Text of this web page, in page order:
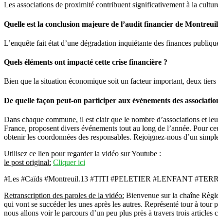
Les associations de proximité contribuent significativement à la
Quelle est la conclusion majeure de l’audit financier de
L’enquête fait état d’une dégradation inquiétante des finances
Quels éléments ont impacté cette crise financière ?
Bien que la situation économique soit un facteur important, deux
De quelle façon peut-on participer aux événements des
Dans chaque commune, il est clair que le nombre d’associations et
France, proposent divers événements tout au long de l’année. Pour
obtenir les coordonnées des responsables. Rejoignez-nous d’un
Utilisez ce lien pour regarder la vidéo sur Youtube :
le post original: Cliquer ici
#Les #Caïds #Montreuil.13 #TITI #PELETIER #LENFANT
Retranscription des paroles de la vidéo: Bienvenue sur la chaîne Règlement de compte. Montreuil 100000 habitants. 30 ans durant la ville de l’Est parisien va voir émerger de très gros voyou. Trois générations qui vont se succéder les unes après les autres. Représenté tour à tour par Titi Peltier né en 1943, Claude Genova en 1951 et enfin les trois frères Ornek nés respectivement en 53, 57 et 66. Trois équipes de fer dont nous allons voir le parcours d’un peu plus près à travers trois articles consacrés chacun à l’une d’elles et suivre ainsi une petite tranche de l’histoire malfrade de Montreuil et d’une manière plus large de la voyocratie parisienne des années 70 80 et 90. C’est-à-dire les belles heures du grand banditisme et de cette génération de voyou qu’on appelle aujourd’hui les tradis issus des grandes villes pauvres de l’agglomération parisienne avec pour capital. Auvilier au nord, le triangle ville-juif ivrivit au sud et Montreuil à l’est. Le quartier qui à la faveur des équipes montreises dont il sera question ici, c’est celui de la boissière au nord de la ville en lisière de Reny, Romainville et No le sec. Dès 1872, à la sortie de la guerre franco-prusienne, des manouches d’Allemagne sont venus s’y installer, suivi un peu plus tard par des Romes originaires de Roumanie, de Pologne ou de Russie qui viennent y fixer leur campement. La zone semi-rurale est alors un mélange de baraquement aux allures de bidonville, de pavillons ouvriers et de maisons paysanes jusqu’à ce qu’à la fin des années 60, la municipalité y autorise les constructions. Des immeubles sortent alors de terre, des pavillons, des rues goudronées, des parkings. Tout comme à Saint-toin et clignant court au nord et autour de la porte d’Italie au sud les Romes et